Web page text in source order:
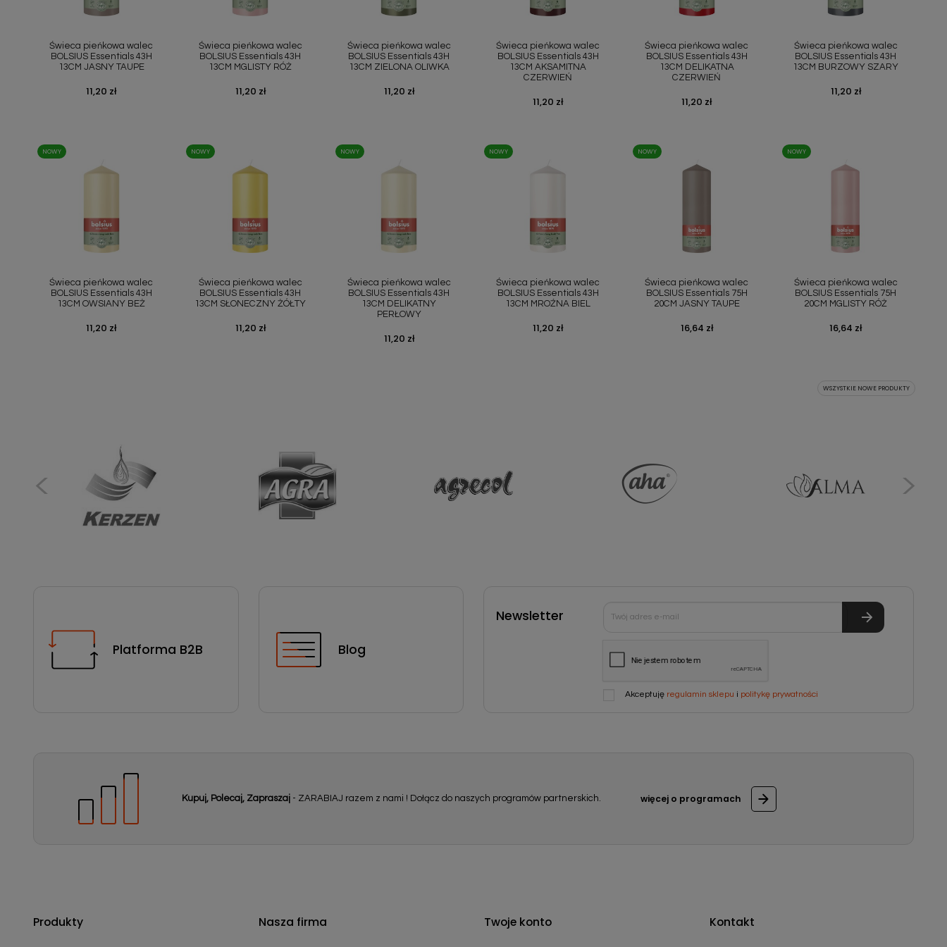
Świeca pieńkowa walec
BOLSIUS Essentials 43H
13CM JASNY TAUPE
Cena
11,20 zł
Świeca pieńkowa walec
BOLSIUS Essentials 43H
13CM MGLISTY RÓŻ
Cena
11,20 zł
Świeca pieńkowa walec
BOLSIUS Essentials 43H
13CM ZIELONA OLIWKA
Cena
11,20 zł
Świeca pieńkowa walec
BOLSIUS Essentials 43H
13CM AKSAMITNA
CZERWIEŃ
Cena
11,20 zł
Świeca pieńkowa walec
BOLSIUS Essentials 43H
13CM DELIKATNA
CZERWIEŃ
Cena
11,20 zł
Świeca pieńkowa walec
BOLSIUS Essentials 43H
13CM BURZOWY SZARY
Cena
11,20 zł
Świeca pieńkowa walec
BOLSIUS Essentials 43H
13CM OWSIANY BEŻ
Cena
11,20 zł
NOWY
Świeca pieńkowa walec
BOLSIUS Essentials 43H
13CM SŁONECZNY ŻÓŁTY
Cena
11,20 zł
NOWY
Świeca pieńkowa walec
BOLSIUS Essentials 43H
13CM DELIKATNY
PERŁOWY
Cena
11,20 zł
NOWY
Świeca pieńkowa walec
BOLSIUS Essentials 43H
13CM MROŹNA BIEL
Cena
11,20 zł
NOWY
Świeca pieńkowa walec
BOLSIUS Essentials 75H
20CM JASNY TAUPE
Cena
16,64 zł
NOWY
Świeca pieńkowa walec
BOLSIUS Essentials 75H
20CM MGLISTY RÓŻ
Cena
16,64 zł
NOWY
WSZYSTKIE NOWE PRODUKTY
Platforma B2B Blog
Newsletter
Akceptuję regulamin sklepu i politykę prywatności
Kupuj, Polecaj, Zapraszaj - ZARABIAJ razem z nami ! Dołącz do naszych programów partnerskich. więcej o programach
Produkty Nasza firma Twoje konto Kontakt